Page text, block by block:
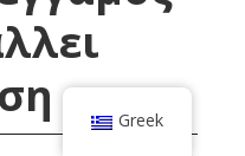
Greek